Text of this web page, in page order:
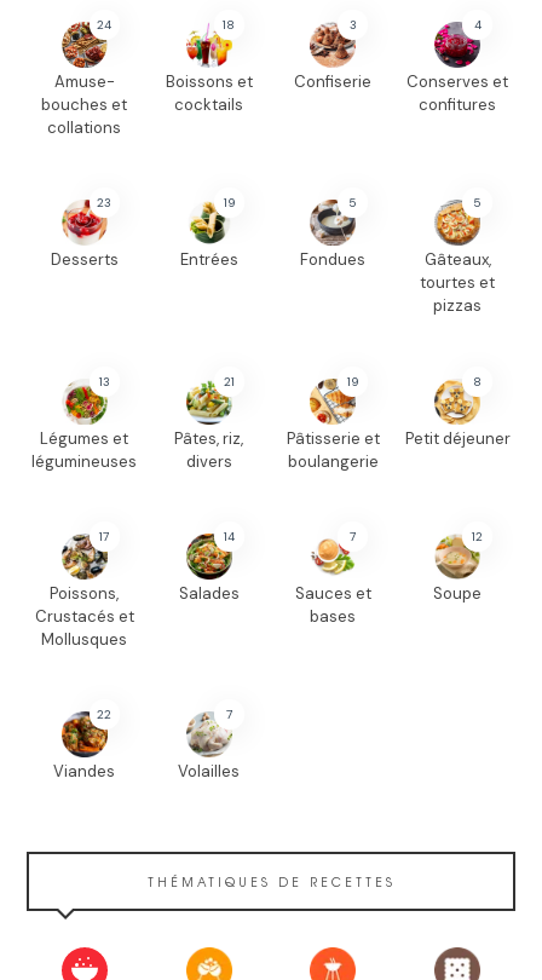
24
Amuse-
bouches et
collations
18
Boissons et
cocktails
3
Confiserie
4
Conserves et
confitures
23
Desserts
19
Entrées
5
Fondues
5
Gâteaux,
tourtes et
pizzas
13
Légumes et
légumineuses
21
Pâtes, riz,
divers
19
Pâtisserie et
boulangerie
8
Petit déjeuner
17
Poissons,
Crustacés et
Mollusques
14
Salades
7
Sauces et
bases
12
Soupe
22
Viandes
7
Volailles
THÉMATIQUES DE RECETTES